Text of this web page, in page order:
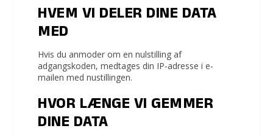
HVEM VI DELER DINE DATA
MED
Hvis du anmoder om en nulstilling af
adgangskoden, medtages din IP-adresse i e-
mailen med nustillingen.
HVOR LÆNGE VI GEMMER
DINE DATA